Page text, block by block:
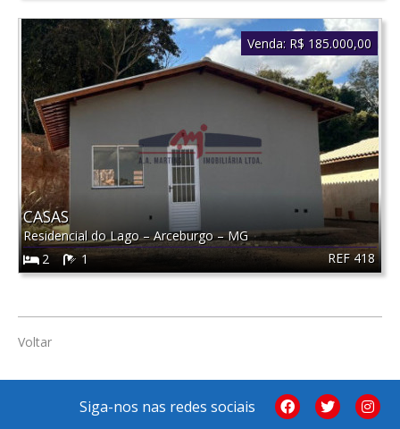
REF 418
CASAS
Residencial do Lago–Arceburgo–MG
2
1
Venda: R$ 185.000,00
Voltar
Siga-nos nas redes sociais